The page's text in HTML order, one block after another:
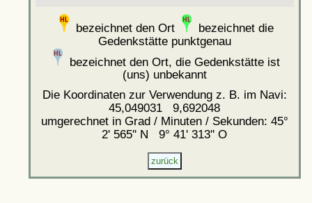
bezeichnet den Ort
bezeichnet die
Gedenkstätte punktgenau
bezeichnet den Ort, die Gedenkstätte ist
(uns) unbekannt
Die Koordinaten zur Verwendung z. B. im Navi:
45,049031 9,692048
umgerechnet in Grad / Minuten / Sekunden: 45°
2' 565'' N 9° 41' 313'' O